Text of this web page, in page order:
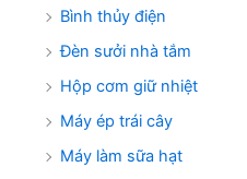
Bình thủy điện
Đèn sưởi nhà tắm
Hộp cơm giữ nhiệt
Máy ép trái cây
Máy làm sữa hạt